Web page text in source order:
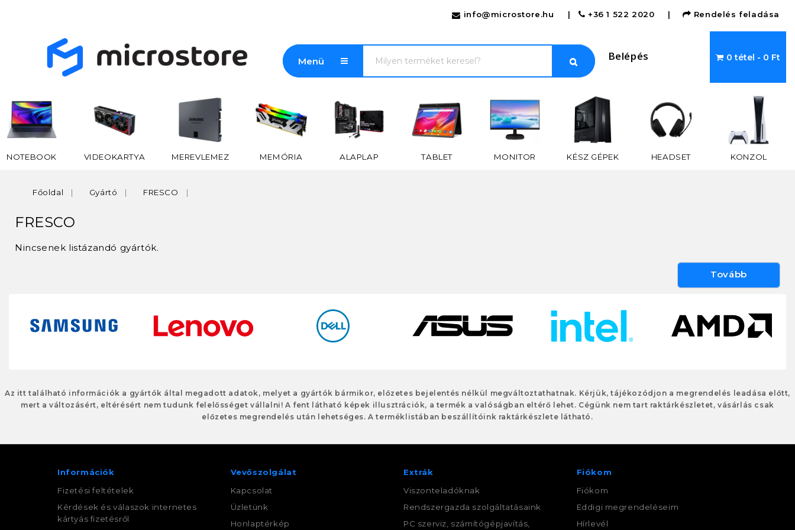
info@microstore.hu | +36 1 522 2020 | Rendelés feladása
Menü Belépés 0 tétel - 0 Ft
NOTEBOOK VIDEOKARTYA MEREVLEMEZ MEMÓRIA ALAPLAP TABLET MONITOR KÉSZ GÉPEK HEADSET KONZOL
Főoldal Gyártó FRESCO
FRESCO
Nincsenek listázandó gyártók.
Tovább
Az itt található információk a gyártók által megadott adatok, melyet a gyártók bármikor, előzetes bejelentés nélkül megváltoztathatnak. Kérjük, tájékozódjon a megrendelés leadása előtt,
mert a változásért, eltérésért nem tudunk felelősséget vállalni! A fent látható képek illusztrációk, a termék a valóságban eltérő lehet. Cégünk nem tart raktárkészletet, vásárlás csak
előzetes megrendelés után lehetséges. A terméklistában beszállítóink raktárkészlete látható.
Információk
Fizetési feltételek
Kérdések és válaszok internetes
kártyás fizetésről
Vevőszolgálat
Kapcsolat
Üzletünk
Honlaptérkép
Extrák
Viszonteladóknak
Rendszergazda szolgáltatásaink
PC szerviz, számítógépjavítás,
Fiókom
Fiókom
Eddigi megrendeléseim
Hírlevél